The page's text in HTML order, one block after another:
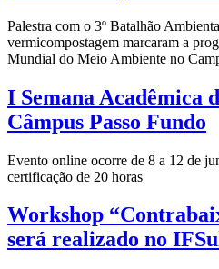
Palestra com o 3º Batalhão
vermicompostagem marcaram a
Mundial do Meio Ambiente no
I Semana Acadêmica
Câmpus Passo Fundo
Evento online ocorre de 8 a 12 de
certificação de 20 horas
Workshop
será realizado no